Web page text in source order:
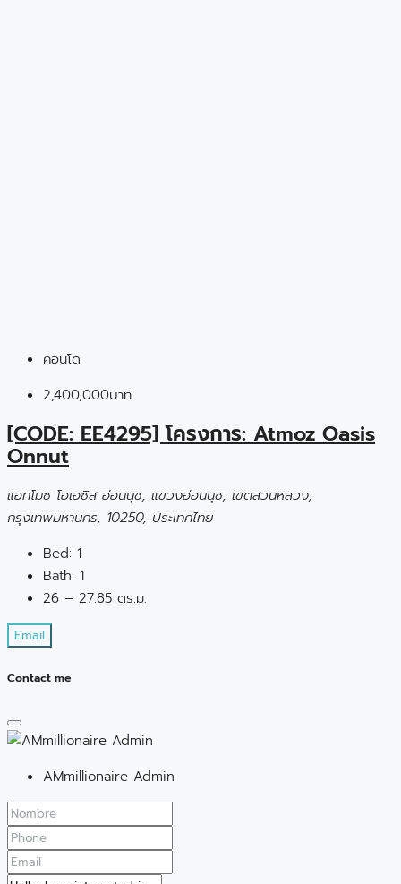
คอนโด
2,400,000บาท
[CODE: EE4295] โครงการ: Atmoz Oasis
Onnut
แอทโมซ โอเอซิส อ่อนนุช, แขวงอ่อนนุช, เขตสวนหลวง,
กรุงเทพมหานคร, 10250, ประเทศไทย
Bed: 1
Bath: 1
26 – 27.85 ตร.ม.
Email
Contact me
AMmillionaire Admin